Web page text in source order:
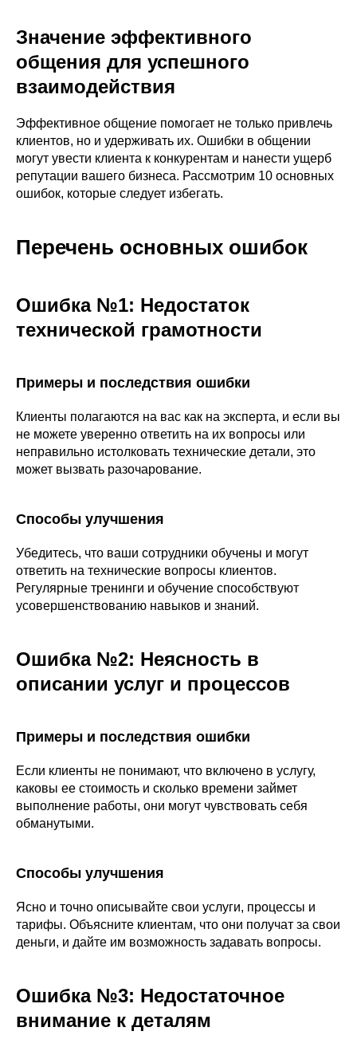
Значение эффективного
общения для успешного
взаимодействия
Эффективное общение помогает не только привлечь
клиентов, но и удерживать их. Ошибки в общении
могут увести клиента к конкурентам и нанести ущерб
репутации вашего бизнеса. Рассмотрим 10 основных
ошибок, которые следует избегать.
Перечень основных ошибок
Ошибка №1: Недостаток
технической грамотности
Примеры и последствия ошибки
Клиенты полагаются на вас как на эксперта, и если вы
не можете уверенно ответить на их вопросы или
неправильно истолковать технические детали, это
может вызвать разочарование.
Способы улучшения
Убедитесь, что ваши сотрудники обучены и могут
ответить на технические вопросы клиентов.
Регулярные тренинги и обучение способствуют
усовершенствованию навыков и знаний.
Ошибка №2: Неясность в
описании услуг и процессов
Примеры и последствия ошибки
Если клиенты не понимают, что включено в услугу,
каковы ее стоимость и сколько времени займет
выполнение работы, они могут чувствовать себя
обманутыми.
Способы улучшения
Ясно и точно описывайте свои услуги, процессы и
тарифы. Объясните клиентам, что они получат за свои
деньги, и дайте им возможность задавать вопросы.
Ошибка №3: Недостаточное
внимание к деталям